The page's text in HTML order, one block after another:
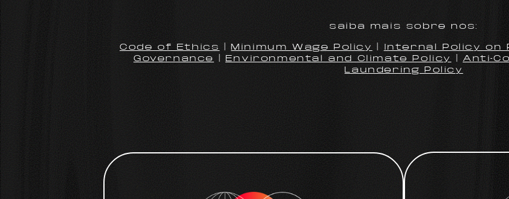
saiba mais sobre nós:
Code of Ethics |Minimum Wage Policy
Internal Policy on
Governance
Environmental and Climate Policy
Anti-
Laundering Policy